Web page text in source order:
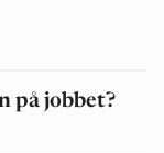
på jobbet?